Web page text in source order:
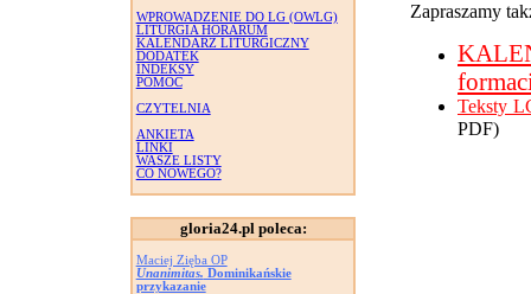
WPROWADZENIE DO LG (OWLG)
LITURGIA HORARUM
KALENDARZ LITURGICZNY
DODATEK
INDEKSY
POMOC
CZYTELNIA
ANKIETA
LINKI
WASZE LISTY
CO NOWEGO?
gloria24.pl poleca:
Maciej Zięba OP
Unanimitas. Dominikańskie
przykazanie
Zapraszamy
Teksty
PDF)